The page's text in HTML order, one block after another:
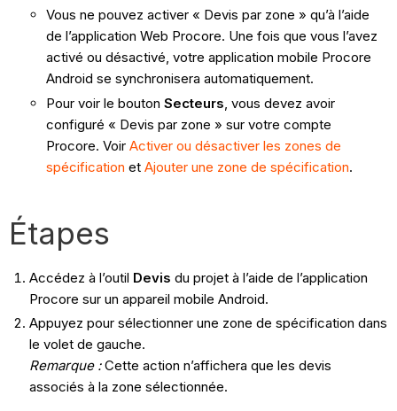
Vous ne pouvez activer « Devis par zone » qu’à l’aide
de l’application Web Procore. Une fois que vous l’avez
activé ou désactivé, votre application mobile Procore
Android se synchronisera automatiquement.
Pour voir le boutonSecteurs , vous devez avoir
configuré « Devis par zone » sur votre compte
Procore. Voir Activer ou désactiver les zones de
spécification etAjouter une zone de spécification.
Étapes
Accédez à l’outil Devis du projet à l’aide de l’application
Procore sur un appareil mobile Android.
Appuyez pour sélectionner une zone de spécification dans
le volet de gauche.
Remarque :Cette action n’affichera que les devis
associés à la zone sélectionnée.